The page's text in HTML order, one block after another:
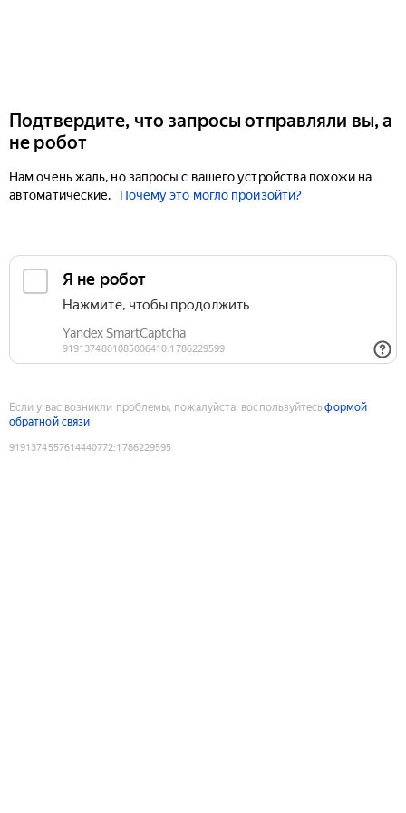
Подтвердите, что запросы отправляли вы, а
не робот
Нам очень жаль, но запросы с вашего устройства похожи на
автоматические.
Почему это могло произойти?
Если у вас возникли проблемы, пожалуйста, воспользуйтесьформой
обратной связи
9191374557614440772:1786229595